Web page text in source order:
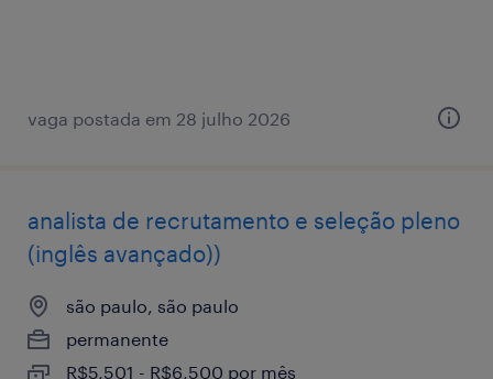
vaga postada em 28 julho 2026
analista de recrutamento e seleção pleno
(inglês avançado))
são paulo, são paulo
permanente
R$5,501 - R$6,500 por mês